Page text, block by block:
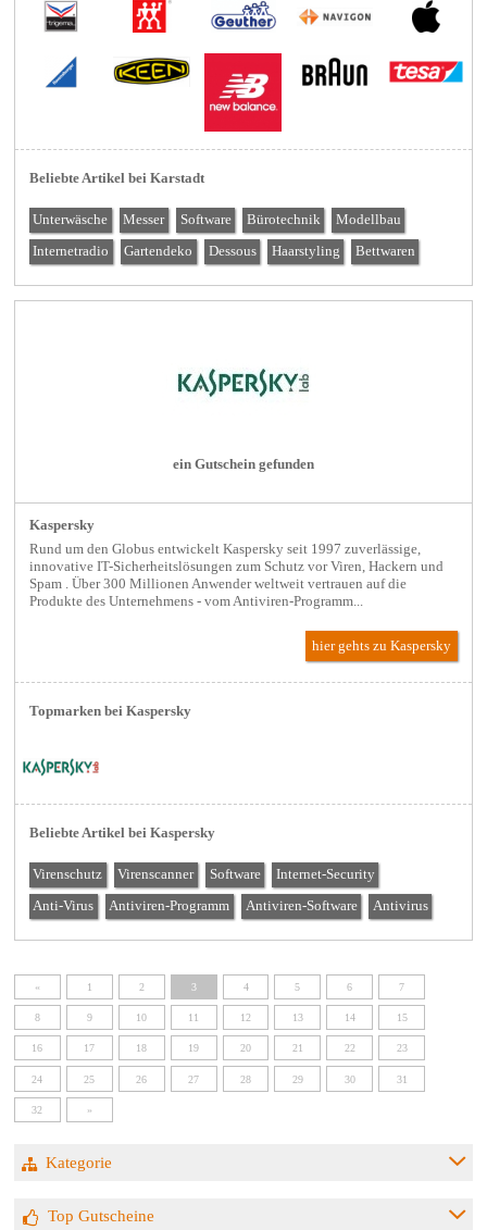
Beliebte Artikel bei Karstadt
Unterwäsche Messer Software Bürotechnik Modellbau
Internetradio Gartendeko Dessous Haarstyling Bettwaren
ein Gutschein gefunden
Kaspersky
Rund um den Globus entwickelt Kaspersky seit 1997 zuverlässige,
innovative IT-Sicherheitslösungen zum Schutz vor Viren, Hackern und
Spam . Über 300 Millionen Anwender weltweit vertrauen auf die
Produkte des Unternehmens - vom Antiviren-Programm...
hier gehts zu Kaspersky
Topmarken bei Kaspersky
Beliebte Artikel bei Kaspersky
Virenschutz Virenscanner Software Internet-Security
Anti-Virus Antiviren-Programm Antiviren-Software Antivirus
« 1 2 3 4 5 6 7
8 9 10 11 12 13 14 15
16 17 18 19 20 21 22 23
24 25 26 27 28 29 30 31
32 »
Kategorie
Top Gutscheine